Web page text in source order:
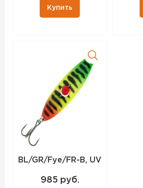
Купить
BL/GR/Fye/FR-B, UV
985 руб.